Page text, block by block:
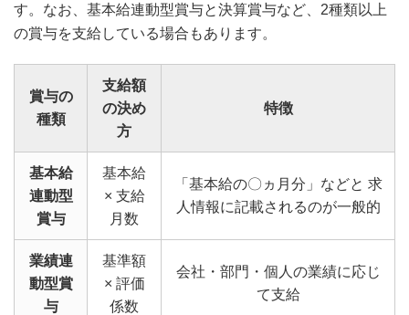
す。なお、基本給連動型賞与と決算賞与など、2種類以上
の賞与を支給している場合もあります。
賞与の
種類
支給額
の決め
方
特徴
基本給
連動型
賞与
基本給
× 支給
月数
「基本給の〇ヵ月分」などと 求
人情報に記載されるのが一般的
業績連
動型賞
与
基準額
× 評価
係数
会社・部門・個人の業績に応じ
て支給